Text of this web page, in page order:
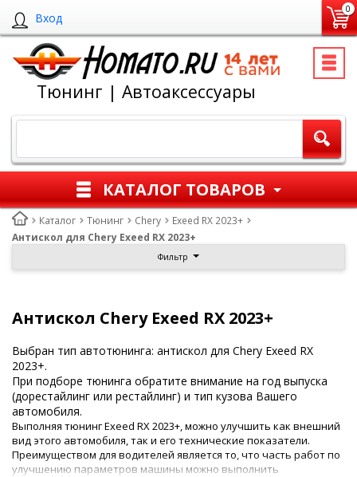
Вход
0
Тюнинг | Автоаксессуары
КАТАЛОГ ТОВАРОВ
Каталог Тюнинг Chery
Exeed RX 2023+
Антискол для Chery Exeed RX 2023+
Фильтр
Антискол Chery Exeed RX 2023+
Выбран тип автотюнинга: антискол для Chery Exeed RX
2023+.
При подборе тюнинга обратите внимание на год выпуска
(дорестайлинг или рестайлинг) и тип кузова Вашего
автомобиля.
Выполняя тюнинг Exeed RX 2023+, можно улучшить как внешний
вид этого автомобиля, так и его технические показатели.
Преимуществом для водителей является то, что часть работ по
улучшению параметров машины можно выполнить